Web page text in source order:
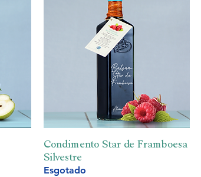
Visualização rápida
Condimento Star de Framboesa
Silvestre
Esgotado